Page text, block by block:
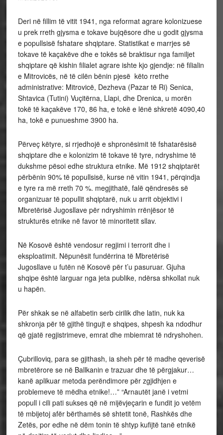
Deri në fillim të vitit 1941, nga reformat agrare kolonizuese
u prek rreth gjysma e tokave bujqësore dhe u godit gjysma
e popullsisë fshatare shqiptare. Statistikat e marrjes së
tokave të kaçakëve dhe e tokës së braktisur nga familjet
shqiptare që kishin filialet agrare ishte kjo gjendje: në filialin
e Mitrovicës, në të cilën bënin pjesë këto rrethe
administrative: Mitrovicë, Dezheva (Pazar të Ri) Senica,
Shtavica (Tutini) Vuçitërna, Llapi, dhe Drenica, u morën
tokë të kaçakëve 170, 86 ha, e tokë e lënë shkretë 4090,40
ha, tokë e punueshme 3900 ha.
Përveç këtyre, si rrjedhojë e shpronësimit të fshatarësisë
shqiptare dhe e kolonizim të tokave të tyre, ndryshime të
dukshme pësoi edhe struktura etnike. Më 1912 shqiptarët
përbënin 90% të popullsisë, kurse në vitin 1941, përqindja
e tyre ra më rreth 70 %. megjithatë, falë qëndresës së
organizuar të popullit shqiptarë, nuk u arrit objektivi i
Mbretërisë Jugosllave për ndryshimin rrënjësor të
strukturës etnike në favor të minoritetit sllav.
Në Kosovë është vendosur regjimi i terrorit dhe i
eksploatimit. Nëpunësit fundërrina të Mbretërisë
Jugosllave u futën në Kosovë për t’u pasuruar. Gjuha
shqipe është larguar nga jeta publike, ndërsa shkollat nuk
u hapën.
Për shkak se në alfabetin serb cirilik dhe latin, nuk ka
shkronja për të gjithë tingujt e shqipes, shpesh ka ndodhur
që gjatë regjistrimeve, emrat dhe mbiemrat të ndryshohen.
Çubrilloviq, para se gjithash, ia sheh për të madhe qeverisë
mbretërore se në Ballkanin e trazuar dhe të përgjakur…
kanë aplikuar metoda perëndimore për zgjidhjen e
problemeve të mëdha etnike!…” “Arnautët janë i vetmi
popull i cili pati sukses që në mijëvjeçarin e fundit jo vetëm
të mbijetoj afër bërthamës së shtetit tonë, Rashkës dhe
Zetës, por edhe në dëm tonin të shtyp kufijtë tanë etnikë